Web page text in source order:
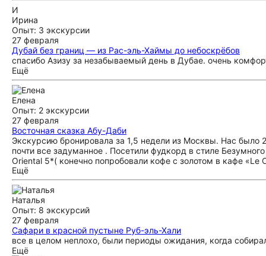
И
Ирина
Опыт: 3 экскурсии
27 февраля
Дубай без границ — из Рас-эль-Хаймы до небоскрёбов
спасибо Азизу за незабываемый день в Дубае. очень
Ещё
Елена
Опыт: 2 экскурсии
27 февраля
Восточная сказка Абу-Даби
Экскурсию бронировала за 1,5 недели из Москвы. Нас
почти все задуманное . Посетили фудкорд в стиле
Oriental 5*( конечно попробовали кофе с золотом в кафе
Форсаж 7, прогулялись по набережной Абу-Даби. Не
успели на ужин . Гиду Фарха огромное спасибо за
дороге . Без проблем везде зашли . Мечеть поразила
обязательно к вам обратимся , очень хочется попасть в
Ещё
Наталья
Опыт: 8 экскурсий
27 февраля
Сафари в красной пустыне Руб-эль-Хали
все в целом неплохо, были периоды ожидания, когда
Ещё